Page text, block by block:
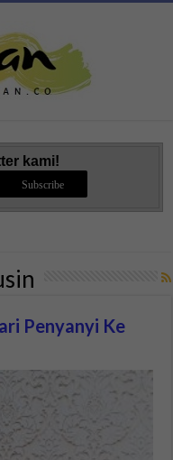
kami!
Penyanyi Ke